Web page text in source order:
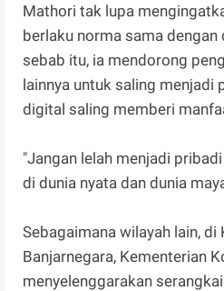
Mathori tak lupa
berlaku norma sama dengan
sebab itu, ia mendorong
lainnya untuk saling menjadi
digital saling memberi
"Jangan lelah menjadi
di dunia nyata dan dunia
Sebagaimana wilayah lain, di
Banjarnegara, Kementerian
menyelenggarakan